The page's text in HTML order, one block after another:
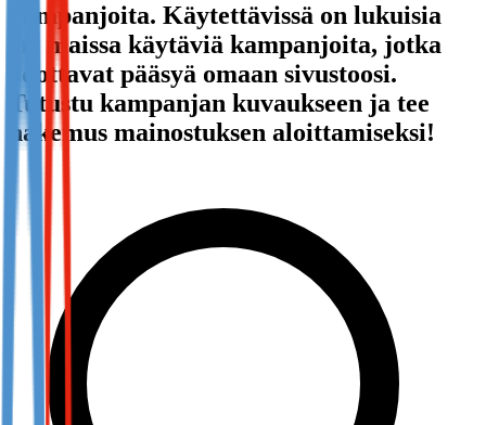
Not already our Publisher?
Sign up here
kampanjoita. Käytettävissä on lukuisia
eri maissa käytäviä kampanjoita, jotka
odottavat pääsyä omaan sivustoosi.
Tutustu kampanjan kuvaukseen ja tee
hakemus mainostuksen aloittamiseksi!